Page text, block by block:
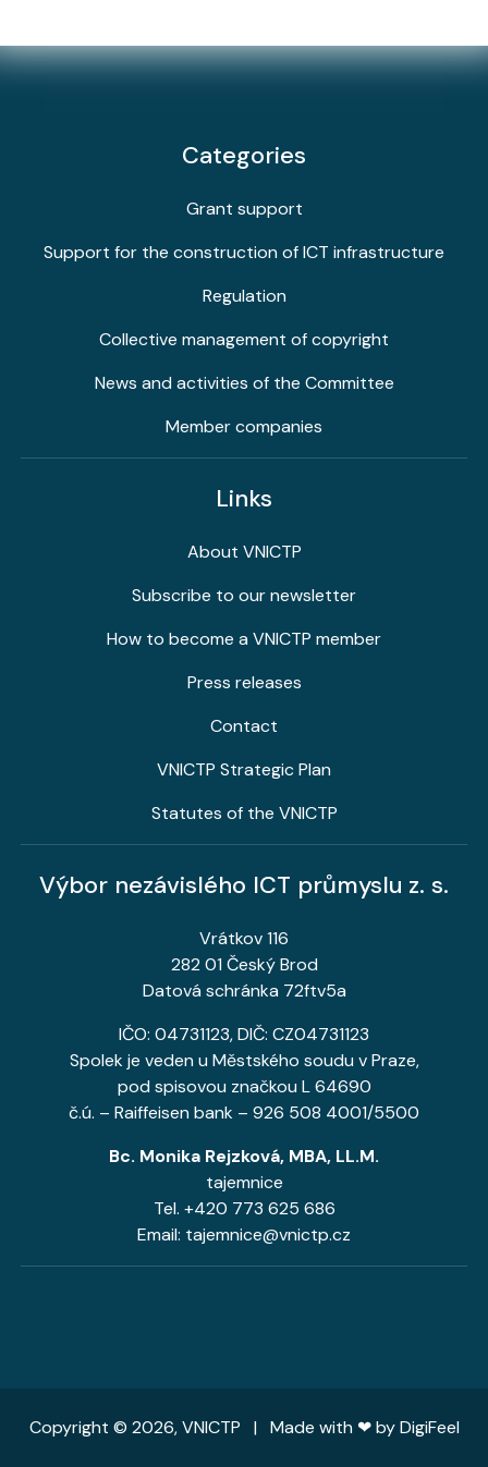
Categories
Grant support
Support for the construction of ICT infrastructure
Regulation
Collective management of copyright
News and activities of the Committee
Member companies
Links
About VNICTP
Subscribe to our newsletter
How to become a VNICTP member
Press releases
Contact
VNICTP Strategic Plan
Statutes of the VNICTP
Výbor nezávislého ICT průmyslu z. s.
Vrátkov 116
282 01 Český Brod
Datová schránka 72ftv5a
IČO: 04731123, DIČ: CZ04731123
Spolek je veden u Městského soudu v Praze,
pod spisovou značkou L 64690
č.ú. – Raiffeisen bank – 926 508 4001/5500
Bc. Monika Rejzková, MBA, LL.M.
tajemnice
Tel. +420 773 625 686
Email: tajemnice@vnictp.cz
Copyright © 2026, VNICTP | Made with ❤ byDigiFeel